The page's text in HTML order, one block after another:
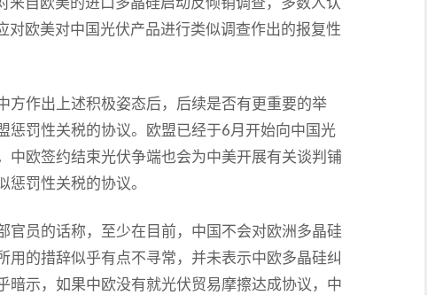
对欧美对中国光伏产品进行类似调查作出的报复性
方作出上述积极姿态后，后续是否有更重要的举
惩罚性关税的协议。欧盟已经于6月开始向中国光
中欧签约结束光伏争端也会为中美开展有关谈判铺
罚性关税的协议。
官员的话称，至少在目前，中国不会对欧洲多晶硅
用的措辞似乎有点不寻常，并未表示中欧多晶硅纠
暗示，如果中欧没有就光伏贸易摩擦达成协议，中